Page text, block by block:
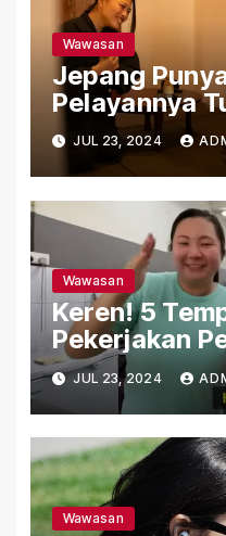
Wawasan
Jepang
Pelayannya
JUL 23, 2024
Wawasan
Keren! 5
Pekerjakan
Tunarungu
JUL 23, 2024
Wawasan